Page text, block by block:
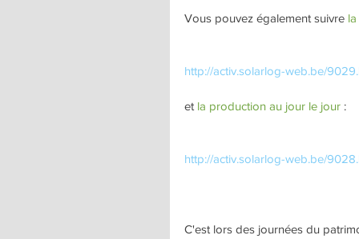
Vous pouvez également suivre
http://activ.solarlog-web.be/
et la production au jour le jour :
http://activ.solarlog-web.be/
C'est lors des journées du